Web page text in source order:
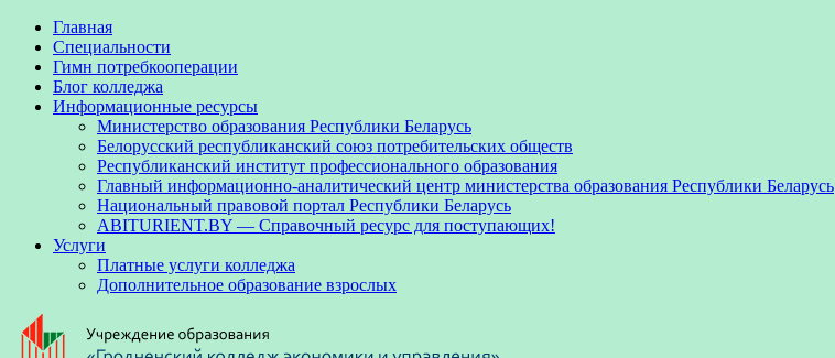
Главная
Специальности
Гимн потребкооперации
Блог колледжа
Информационные ресурсы
Министерство образования Республики Беларусь
Белорусский республиканский союз потребительских обществ
Республиканский институт профессионального образования
Главный информационно-аналитический центр министерства образования Республики Беларусь
Национальный правовой портал Республики Беларусь
ABITURIENT.BY — Справочный ресурс для поступающих!
Услуги
Платные услуги колледжа
Дополнительное образование взрослых